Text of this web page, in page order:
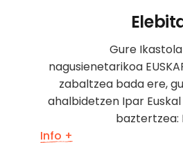
Gure
nagusienetarikoa
zabaltzea bada ere,
ahalbidetzen Ipar
baztertzea:
Info +